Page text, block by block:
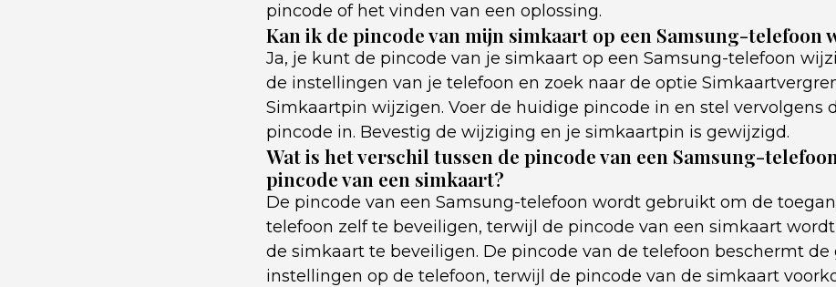
pincode of het vinden van een oplossing.
Kan ik de pincode van mijn simkaart op een Samsung-telefoon
Ja, je kunt de pincode van je simkaart op een Samsung-telefoon
de instellingen van je telefoon en zoek naar de optie
Simkaartpin wijzigen. Voer de huidige pincode in en stel vervolgens
pincode in. Bevestig de wijziging en je simkaartpin is gewijzigd.
Wat is het verschil tussen de pincode van een Samsung-
pincode van een simkaart?
De pincode van een Samsung-telefoon wordt gebruikt om de
telefoon zelf te beveiligen, terwijl de pincode van een simkaart
de simkaart te beveiligen. De pincode van de telefoon beschermt de
instellingen op de telefoon, terwijl de pincode van de simkaart